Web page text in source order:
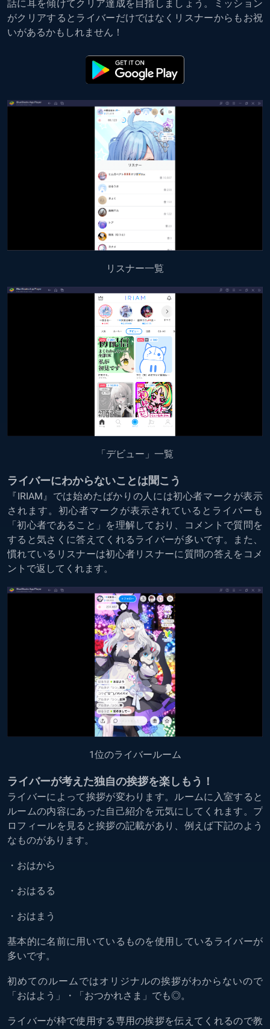
話に耳を傾けてクリア達成を目指しましょう。ミッション
がクリアするとライバーだけではなくリスナーからもお祝
いがあるかもしれません！
リスナー一覧
「デビュー」一覧
ライバーにわからないことは聞こう
『IRIAM』では始めたばかりの人には初心者マークが表示
されます。初心者マークが表示されているとライバーも
「初心者であること」を理解しており、コメントで質問を
すると気さくに答えてくれるライバーが多いです。また、
慣れているリスナーは初心者リスナーに質問の答えをコメ
ントで返してくれます。
1位のライバールーム
ライバーが考えた独自の挨拶を楽しもう！
ライバーによって挨拶が変わります。ルームに入室すると
ルームの内容にあった自己紹介を元気にしてくれます。プ
ロフィールを見ると挨拶の記載があり、例えば下記のよう
なものがあります。
・おはから
・おはるる
・おはまう
基本的に名前に用いているものを使用しているライバーが
多いです。
初めてのルームではオリジナルの挨拶がわからないので
「おはよう」・「おつかれさま」でも◎。
ライバーが枠で使用する専用の挨拶を伝えてくれるので教